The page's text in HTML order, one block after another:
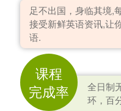
足不出国，身临其境,
接受新鲜英语资讯,让
语.
课程
完成率
全日制
环，百